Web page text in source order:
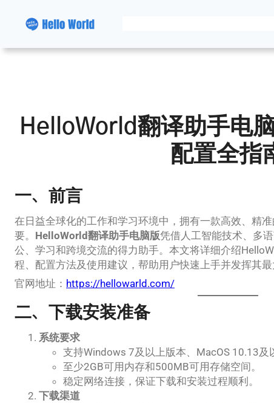
容
HelloWorld翻译助手电
配置全指
一、前言
在日益全球化的工作和学习环境中，拥有一款高效、精
要。 HelloWorld翻译助手电脑版凭借人工智能技术、多
公、学习和跨境交流的得力助手。本文将详细介绍
程、配置方法及使用建议，帮助用户快速上手并发挥其最
官网地址： https://hellowarld.com/
二、下载安装准备
系统要求
支持Windows 7及以上版本、MacOS 10.13及
至少2GB可用内存和500MB可用存储空间。
稳定网络连接，保证下载和安装过程顺利。
下载渠道